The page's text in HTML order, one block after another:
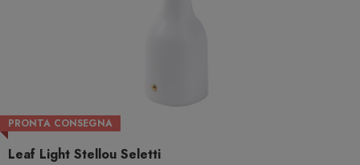
PRONTA CONSEGNA
Leaf Light Stellou Seletti